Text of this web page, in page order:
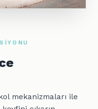
mekanizmaları ile